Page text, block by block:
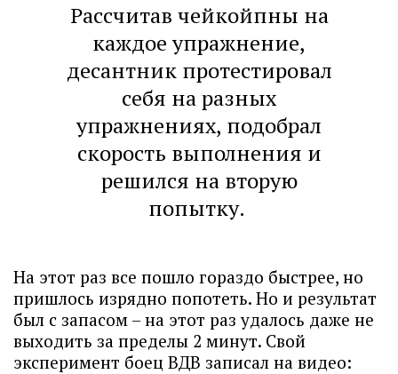
Рассчитав чейкойпны на
каждое упражнение,
десантник протестировал
себя на разных
упражнениях, подобрал
скорость выполнения и
решился на вторую
попытку.
На этот раз все пошло гораздо быстрее, но
пришлось изрядно попотеть. Но и результат
был с запасом – на этот раз удалось даже не
выходить за пределы 2 минут. Свой
эксперимент боец ВДВ записал на видео: